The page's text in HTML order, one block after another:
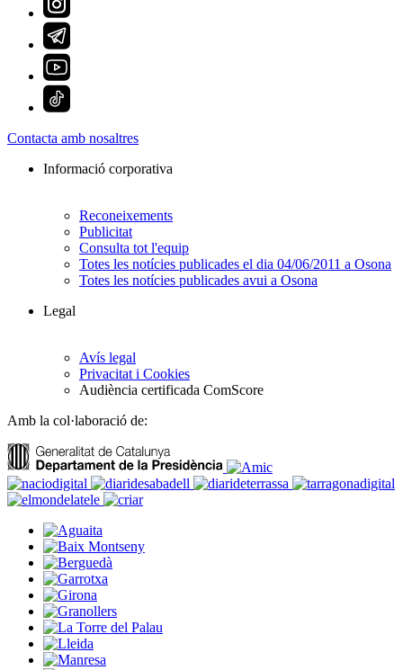
Contacta amb nosaltres
Informació corporativa
Reconeixements
Publicitat
Consulta tot l'equip
Totes les notícies publicades el dia 04/06/2011 a Osona
Totes les notícies publicades avui a Osona
Legal
Avís legal
Privacitat i Cookies
Audiència certificada ComScore
Amb la col·laboració de: